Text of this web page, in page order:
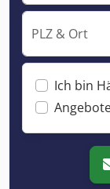
PLZ & Ort
Ich bin